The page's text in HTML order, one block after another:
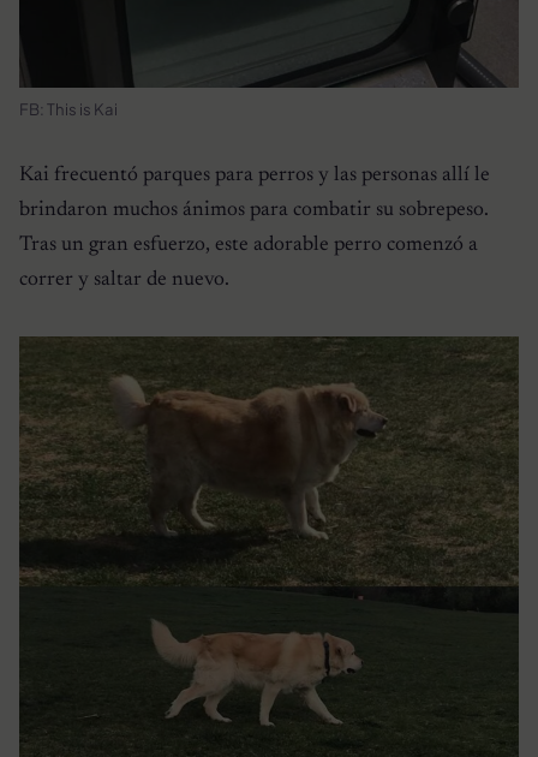
FB: This is Kai
Kai frecuentó parques para perros y las personas allí le
brindaron muchos ánimos para combatir su sobrepeso.
Tras un gran esfuerzo, este adorable perro comenzó a
correr y saltar de nuevo.